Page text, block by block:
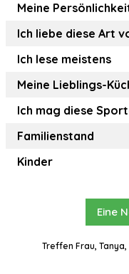
Meine
Ich liebe diese Art
Ich lese meistens
Meine Lieblings-
Ich mag diese
Familienstand
Kinder
Eine
Treffen Frau, Tanya,